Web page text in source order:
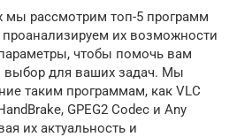
мы рассмотрим топ-5 программ
проанализируем их возможности
чтобы помочь вам
выбор для ваших задач. Мы
таким программам, как VLC
GPEG2 Codec и Any
их актуальность и